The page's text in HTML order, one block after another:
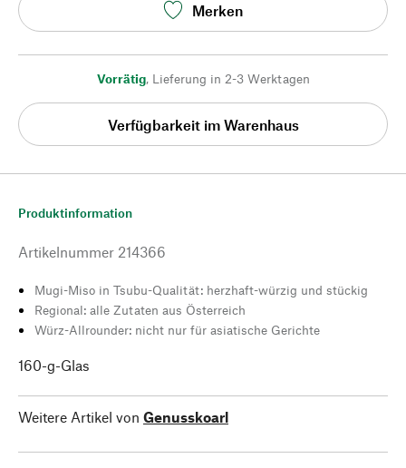
Merken
Vorrätig, Lieferung in 2-3 Werktagen
Verfügbarkeit im Warenhaus
Produktinformation
Artikelnummer 214366
Mugi-Miso in Tsubu-Qualität: herzhaft-würzig und stückig
Regional: alle Zutaten aus Österreich
Würz-Allrounder: nicht nur für asiatische Gerichte
160-g-Glas
Weitere Artikel von Genusskoarl